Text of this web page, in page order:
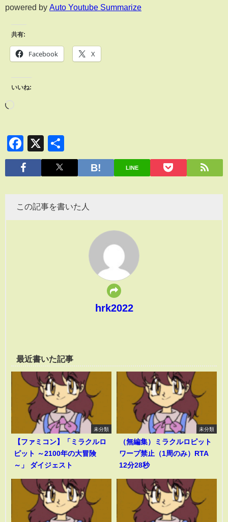
powered by Auto Youtube Summarize
共有:
Facebook X
いいね:
Facebook
X
有
LINE
この記事を書いた人
hrk2022
最近書いた記事
未分類
【ファミコン】「ミラクルロ
ピット ～2100年の大冒険
～」 ダイジェスト
未分類
（無編集）ミラクルロピット
ワープ禁止（1周のみ）RTA
12分28秒